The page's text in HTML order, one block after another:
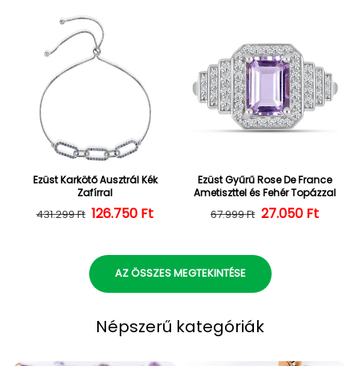
Ezüst Karkötő Ausztrál Kék
Zafírral
Normál ár
431.299 Ft Kedvezményes ár
126.750 Ft
Ezüst Gyűrű Rose De France
Ametiszttel és Fehér Topázzal
Normál ár
67.999 Ft 27.050 Ft
AZ ÖSSZES MEGTEKINTÉSE
Népszerű kategóriák